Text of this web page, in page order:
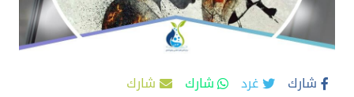
شارك غرد شارك
شارك